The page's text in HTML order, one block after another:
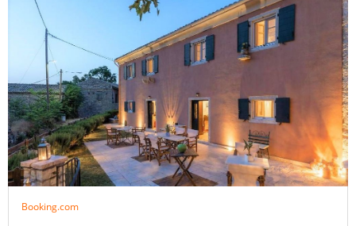
Booking.com